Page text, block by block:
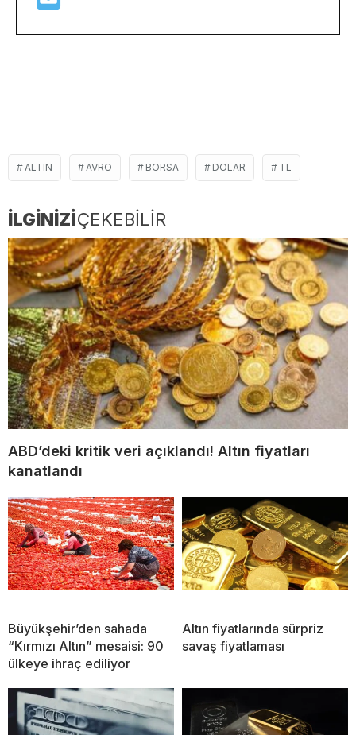
ALTIN AVRO BORSA DOLAR TL
İLGİNİZİÇEKEBİLİR
ABD’deki kritik veri açıklandı! Altın fiyatları
kanatlandı
Büyükşehir’den sahada
“Kırmızı Altın” mesaisi: 90
ülkeye ihraç ediliyor
Altın fiyatlarında sürpriz
savaş fiyatlaması